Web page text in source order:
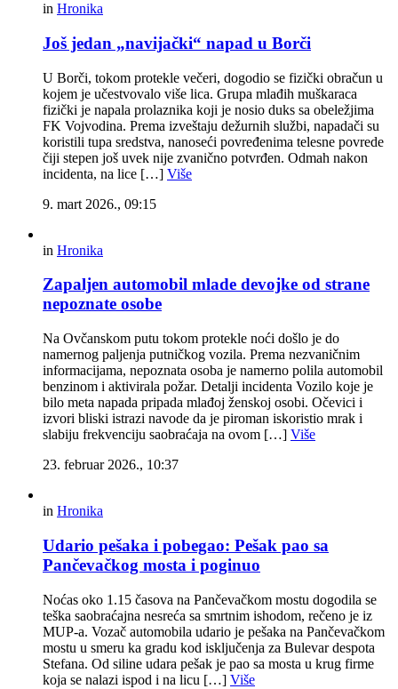
in Hronika
Još jedan „navijački“ napad u Borči
U Borči, tokom protekle večeri, dogodio se fizički obračun u
kojem je učestvovalo više lica. Grupa mlađih muškaraca
fizički je napala prolaznika koji je nosio duks sa obeležjima
FK Vojvodina. Prema izveštaju dežurnih službi, napadači su
koristili tupa sredstva, nanoseći povređenima telesne povrede
čiji stepen još uvek nije zvanično potvrđen. Odmah nakon
incidenta, na lice […] Više
9. mart 2026., 09:15
in Hronika
Zapaljen automobil mlade devojke od strane
nepoznate osobe
Na Ovčanskom putu tokom protekle noći došlo je do
namernog paljenja putničkog vozila. Prema nezvaničnim
informacijama, nepoznata osoba je namerno polila automobil
benzinom i aktivirala požar. Detalji incidenta Vozilo koje je
bilo meta napada pripada mlađoj ženskoj osobi. Očevici i
izvori bliski istrazi navode da je piroman iskoristio mrak i
slabiju frekvenciju saobraćaja na ovom […] Više
23. februar 2026., 10:37
in Hronika
Udario pešaka i pobegao: Pešak pao sa
Pančevačkog mosta i poginuo
Noćas oko 1.15 časova na Pančevačkom mostu dogodila se
teška saobraćajna nesreća sa smrtnim ishodom, rečeno je iz
MUP-a. Vozač automobila udario je pešaka na Pančevačkom
mostu u smeru ka gradu kod isključenja za Bulevar despota
Stefana. Od siline udara pešak je pao sa mosta u krug firme
koja se nalazi ispod i na licu […] Više